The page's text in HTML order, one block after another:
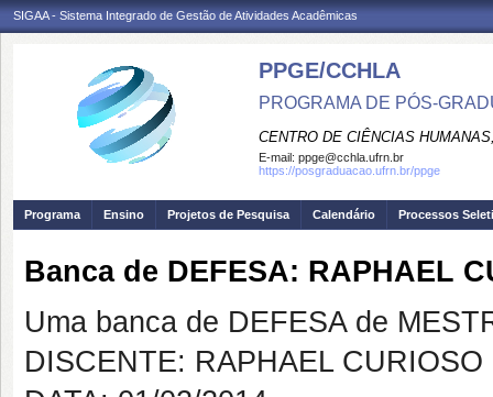
SIGAA - Sistema Integrado de Gestão de Atividades Acadêmicas
PPGE/CCHLA
PROGRAMA DE PÓS-
CENTRO DE CIÊNCIAS
E-mail: ppge@cchla.ufrn.br
https://posgraduacao.ufrn.br/ppge
Programa Ensino Projetos de Pesquisa Calendário Processos
Banca de DEFESA: RAPHAEL
Uma banca de DEFESA de
DISCENTE: RAPHAEL CURIOSO